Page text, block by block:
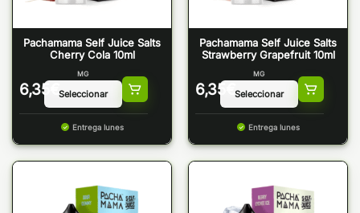
Pachamama Self Juice Salts
Cherry Cola 10ml
6,35 €
MG
Entrega lunes
Pachamama Self Juice Salts
Strawberry Grapefruit 10ml
6,35 €
MG
Entrega lunes